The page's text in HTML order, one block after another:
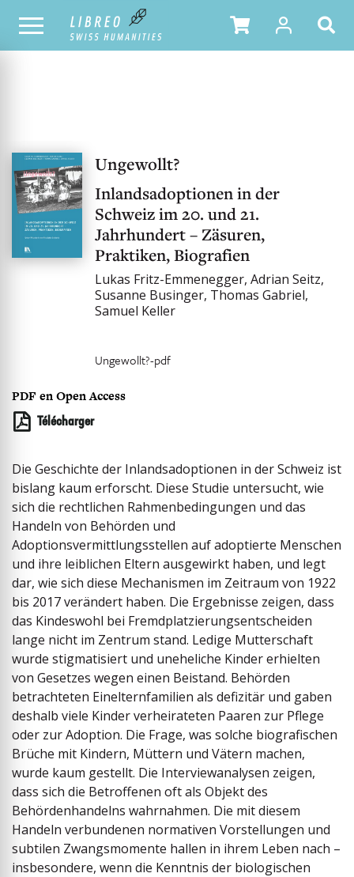
NOTRE CATALOGUE
Ungewollt?
Inlandsadoptionen in der
Schweiz im 20. und 21.
Jahrhundert – Zäsuren,
Praktiken, Biografien
Lukas Fritz-Emmenegger, Adrian Seitz,
Susanne Businger, Thomas Gabriel,
Samuel Keller
Ungewollt?-pdf
PDF en Open Access
Télécharger
Die Geschichte der Inlandsadoptionen in der Schweiz ist
bislang kaum erforscht. Diese Studie untersucht, wie
sich die rechtlichen Rahmenbedingungen und das
Handeln von Behörden und
Adoptionsvermittlungsstellen auf adoptierte Menschen
und ihre leiblichen Eltern ausgewirkt haben, und legt
dar, wie sich diese Mechanismen im Zeitraum von 1922
bis 2017 verändert haben. Die Ergebnisse zeigen, dass
das Kindeswohl bei Fremdplatzierungsentscheiden
lange nicht im Zentrum stand. Ledige ­Mutterschaft
wurde stigmatisiert und uneheliche Kinder erhielten
von Gesetzes wegen einen Beistand. Behörden
betrachteten Ein­elternfamilien als defizitär und gaben
deshalb viele Kinder verheirateten Paaren zur Pflege
oder zur Adoption. Die Frage, was solche biografischen
Brüche mit Kindern, Müttern und Vätern machen,
wurde kaum gestellt. Die ­Interviewanalysen zeigen,
dass sich die Betroffenen oft als Objekt des
Behördenhandelns wahrnahmen. Die mit diesem
Handeln verbundenen normativen Vorstellungen und
subtilen Zwangsmomente hallen in ihrem ­Leben nach –
insbesondere, wenn die Kenntnis der biologischen